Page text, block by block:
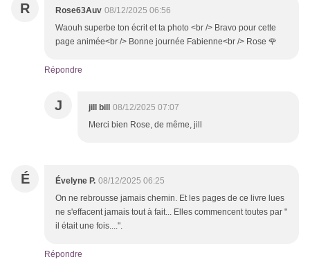
R Rose63Auv 08/12/2025 06:56
Waouh superbe ton écrit et ta photo <br /> Bravo pour cette
page animée<br /> Bonne journée Fabienne<br /> Rose 🌹
Répondre
J jill bill
08/12/2025 07:07
Merci bien Rose, de même, jill
É Évelyne P. 08/12/2025 06:25
On ne rebrousse jamais chemin. Et les pages de ce livre lues
ne s'effacent jamais tout à fait... Elles commencent toutes par "
il était une fois....".
Répondre